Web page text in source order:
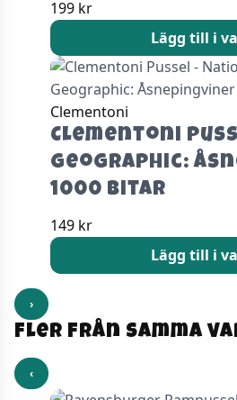
199 kr
Lägg till i
Clementoni
Clementoni
Geographic:
1000 bitar
149 kr
Lägg till i
›
Fler från samma
‹